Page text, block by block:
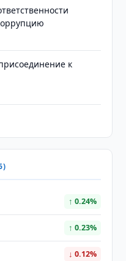
к
↑ 0.24%
↑ 0.23%
↓ 0.12%